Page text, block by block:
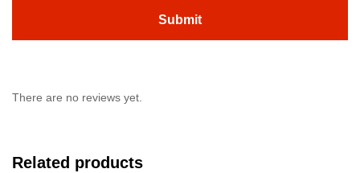
There are no reviews yet.
Related products